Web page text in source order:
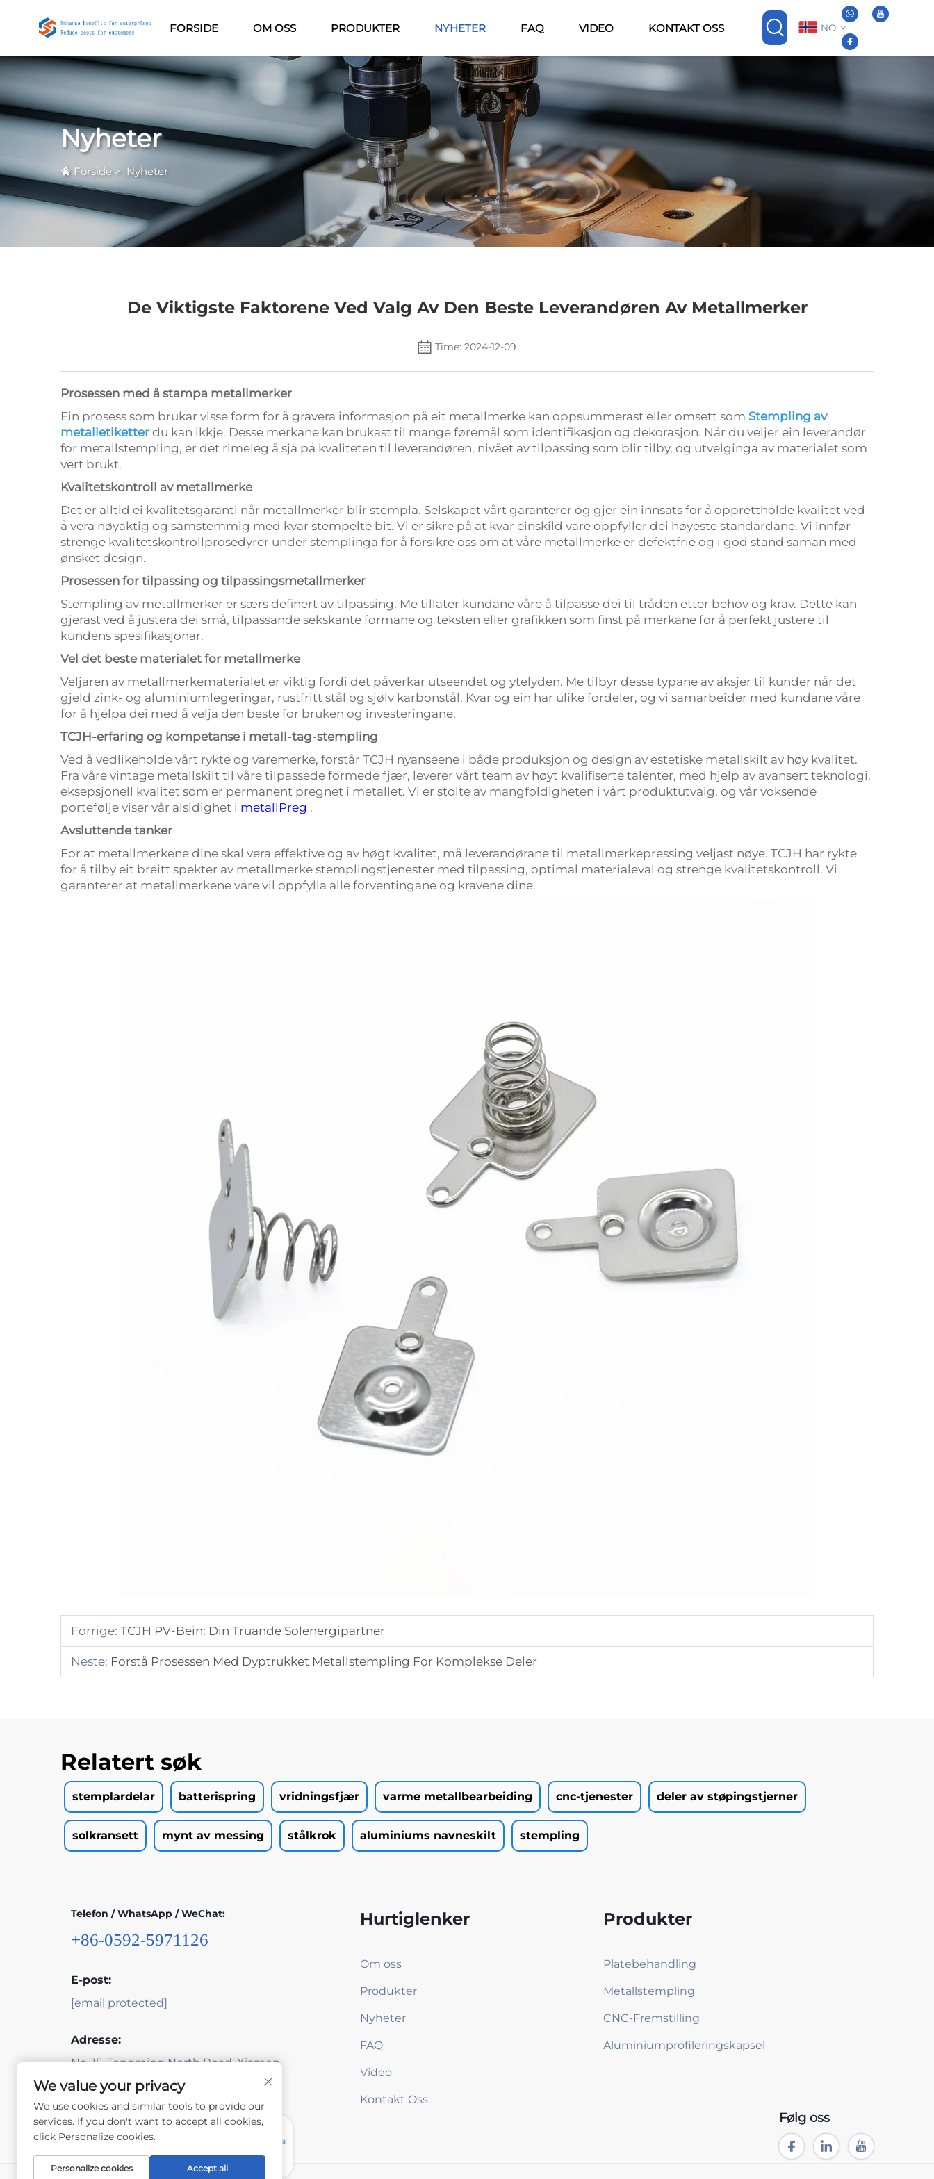
FORSIDE OM OSS PRODUKTER NYHETER FAQ VIDEO KONTAKT OSS NO
Nyheter
Forside > Nyheter
De Viktigste Faktorene Ved Valg Av Den Beste Leverandøren Av Metallmerker
Time: 2024-12-09
Prosessen med å stampa metallmerker
Ein prosess som brukar visse form for å gravera informasjon på eit metallmerke kan oppsummerast eller omsett som Stempling av
metalletiketter du kan ikkje. Desse merkane kan brukast til mange føremål som identifikasjon og dekorasjon. Når du veljer ein leverandør
for metallstempling, er det rimeleg å sjå på kvaliteten til leverandøren, nivået av tilpassing som blir tilby, og utvelginga av materialet som
vert brukt.
Kvalitetskontroll av metallmerke
Det er alltid ei kvalitetsgaranti når metallmerker blir stempla. Selskapet vårt garanterer og gjer ein innsats for å opprettholde kvalitet ved
å vera nøyaktig og samstemmig med kvar stempelte bit. Vi er sikre på at kvar einskild vare oppfyller dei høyeste standardane. Vi innfør
strenge kvalitetskontrollprosedyrer under stemplinga for å forsikre oss om at våre metallmerke er defektfrie og i god stand saman med
ønsket design.
Prosessen for tilpassing og tilpassingsmetallmerker
Stempling av metallmerker er særs definert av tilpassing. Me tillater kundane våre å tilpasse dei til tråden etter behov og krav. Dette kan
gjerast ved å justera dei små, tilpassande sekskante formane og teksten eller grafikken som finst på merkane for å perfekt justere til
kundens spesifikasjonar.
Vel det beste materialet for metallmerke
Veljaren av metallmerkematerialet er viktig fordi det påverkar utseendet og ytelyden. Me tilbyr desse typane av aksjer til kunder når det
gjeld zink- og aluminiumlegeringar, rustfritt stål og sjølv karbonstål. Kvar og ein har ulike fordeler, og vi samarbeider med kundane våre
for å hjelpa dei med å velja den beste for bruken og investeringane.
TCJH-erfaring og kompetanse i metall-tag-stempling
Ved å vedlikeholde vårt rykte og varemerke, forstår TCJH nyanseene i både produksjon og design av estetiske metallskilt av høy kvalitet.
Fra våre vintage metallskilt til våre tilpassede formede fjær, leverer vårt team av høyt kvalifiserte talenter, med hjelp av avansert teknologi,
eksepsjonell kvalitet som er permanent pregnet i metallet. Vi er stolte av mangfoldigheten i vårt produktutvalg, og vår voksende
portefølje viser vår alsidighet i metallPreg .
Avsluttende tanker
For at metallmerkene dine skal vera effektive og av høgt kvalitet, må leverandørane til metallmerkepressing veljast nøye. TCJH har rykte
for å tilby eit breitt spekter av metallmerke stemplingstjenester med tilpassing, optimal materialeval og strenge kvalitetskontroll. Vi
garanterer at metallmerkene våre vil oppfylla alle forventingane og kravene dine.
Forrige: TCJH PV-Bein: Din Truande Solenergipartner
Neste: Forstå Prosessen Med Dyptrukket Metallstempling For Komplekse Deler
Relatert søk
stemplardelar batterispring vridningsfjær varme metallbearbeiding cnc-tjenester deler av støpingstjerner
solkransett mynt av messing stålkrok aluminiums navneskilt stempling
Telefon / WhatsApp / WeChat:
+86-0592-5971126
E-post:
[email protected]
Adresse:
No. 15, Tongming North Road, Xiamen,
Fujian, Kina
Hurtiglenker
Om oss
Produkter
Nyheter
FAQ
Video
Kontakt Oss
Produkter
Platebehandling
Metallstempling
CNC-Fremstilling
Aluminiumprofileringskapsel
Følg oss
We value your privacy
We use cookies and similar tools to provide our
services. If you don't want to accept all cookies,
click Personalize cookies.
Personalize cookies Accept all